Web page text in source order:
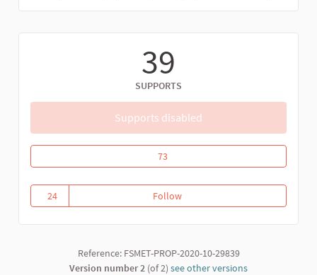
39
SUPPORTS
Supports disabled
Riposte communautaire contre la
73
24
24 followers
FollowRiposte communautaire contre
Reference: FSMET-PROP-2020-10-29839
Version number 2 (of 2) see other versions